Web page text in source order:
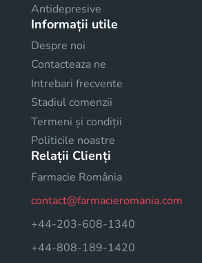
Antidepresive
Informații utile
Despre noi
Contacteaza ne
Intrebari frecvente
Stadiul comenzii
Termeni și condiții
Politicile noastre
Relații Clienți
Farmacie România
contact@farmacieromania.com
+44-203-608-1340
+44-808-189-1420